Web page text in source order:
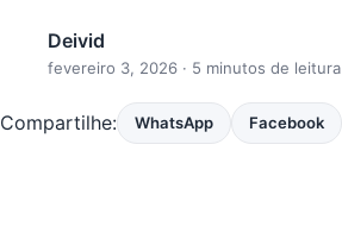
Deivid
fevereiro 3, 2026 · 5 minutos de leitura
Compartilhe: WhatsApp Facebook